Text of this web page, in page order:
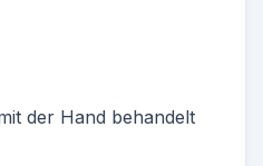
der Hand behandelt